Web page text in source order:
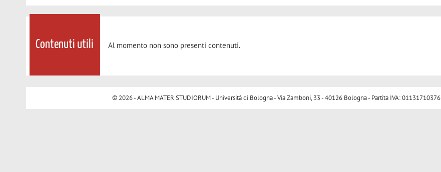
Contenuti utili Al momento non sono presenti contenuti.
© 2026 - ALMA MATER STUDIORUM - Università di Bologna - Via Zamboni, 33 - 40126 Bologna - Partita IVA: 01131710376